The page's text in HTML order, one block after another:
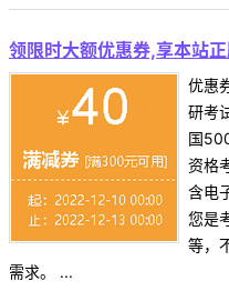
领限时大额优惠券,享本站
优惠
研考
国
资格
含电
您是
等，
需求。 ...